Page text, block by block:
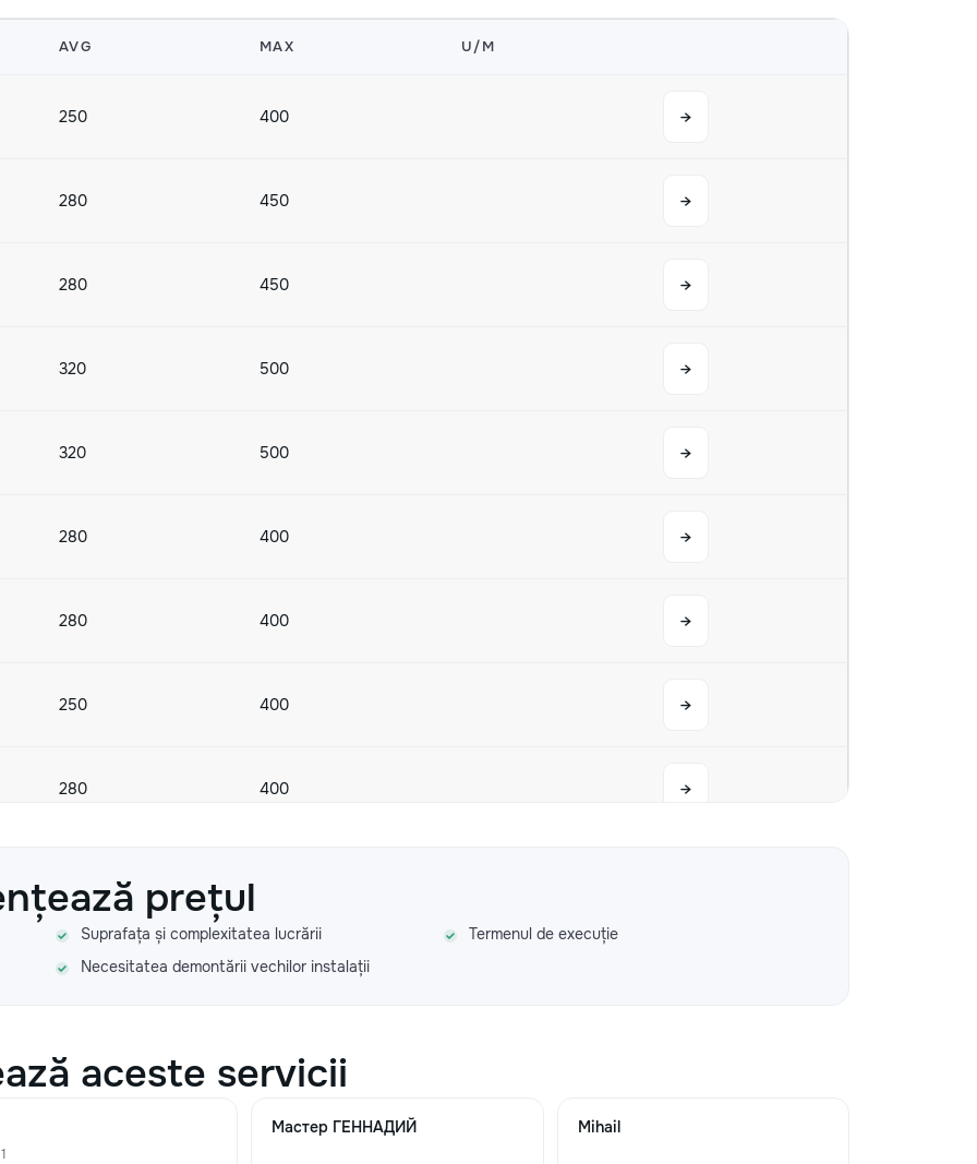
AVG MAX U/M
250 400 →
280 450 →
280 450 →
320 500 →
320 500 →
280 400 →
280 400 →
250 400 →
280 400 →
450 600
230 350
prețul
Suprafața și complexitatea lucrării
Termenul de execuție
Necesitatea demontării vechilor instalații
aceste servicii
Мастер ГЕННАДИЙ Mihail